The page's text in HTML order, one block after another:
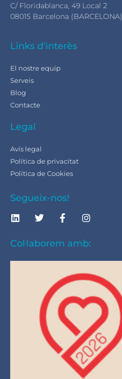
C/ Floridablanca, 49 Local 2
08015 Barcelona (BARCELONA)
Links d'interès
El nostre equip
Serveis
Blog
Contacte
Legal
Avís legal
Política de privacitat
Política de Cookies
Segueix-nos!
Col·laborem amb: